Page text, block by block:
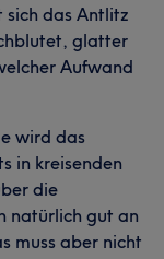
sich das Antlitz
glatter
Aufwand
wird das
in kreisenden
die
natürlich gut an
muss aber nicht